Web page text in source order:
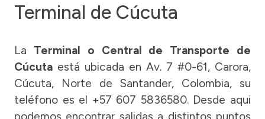
Terminal de Cúcuta
La Terminal o Central de Transporte de
Cúcuta está ubicada en Av. 7 #0-61, Carora,
Cúcuta, Norte de Santander, Colombia, su
teléfono es el +57 607 5836580. Desde aqui
podemos encontrar salidas a distintos puntos